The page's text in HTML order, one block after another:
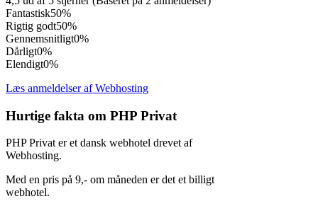
Fantastisk50%
Rigtig godt50%
Gennemsnitligt0%
Dårligt0%
Elendigt0%
Læs anmeldelser af Webhosting
Hurtige fakta om PHP Privat
PHP Privat er et dansk webhotel drevet af
Webhosting.
Med en pris på 9,- om måneden er det et billigt
webhotel.